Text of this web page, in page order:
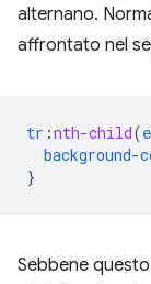
alternano.
affrontato nel
tr :nth-child(
background-
}
Sebbene